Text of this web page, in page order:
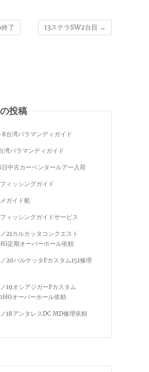
了 13ステラSW2台目 →
投稿
台湾バラマンディガイド
湾バラマンディガイド
中古カーペンタールアー入荷
ィッシングガイド
ガイド船
ィッシングガイドサービス
21カルカッタコンクエスト
定期オーバーホール依頼
20バルケッタFカスタム151修理
19オシアジガーFカスタム
オーバーホール依頼
18アンタレスDC MD修理依頼